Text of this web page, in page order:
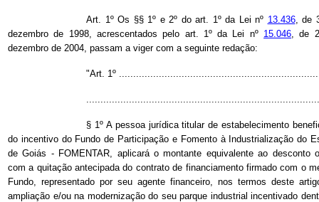
Art. 1º Os §§ 1º e 2º do art. 1º da Lei nº 13.436, de
dezembro de 1998, acrescentados pelo art. 1º da Lei nº 15.046, de
dezembro de 2004, passam a viger com a seguinte redação:
"Art. 1º
§ 1º A pessoa jurídica titular de estabelecimento
do incentivo do Fundo de Participação e Fomento à Industrialização do
de Goiás - FOMENTAR, aplicará o montante equivalente ao desconto
com a quitação antecipada do contrato de financiamento firmado com o
Fundo, representado por seu agente financeiro, nos termos deste
ampliação e/ou na modernização do seu parque industrial incentivado